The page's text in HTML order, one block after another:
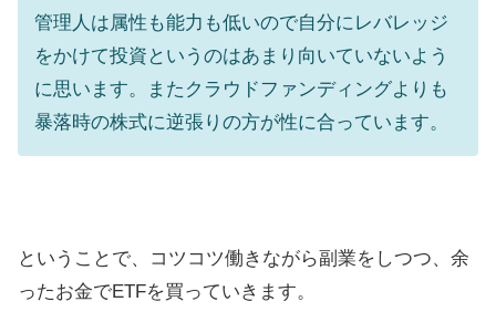
管理人は属性も能力も低いので自分にレバレッジ
をかけて投資というのはあまり向いていないよう
に思います。またクラウドファンディングよりも
暴落時の株式に逆張りの方が性に合っています。
ということで、コツコツ働きながら副業をしつつ、余
ったお金でETFを買っていきます。